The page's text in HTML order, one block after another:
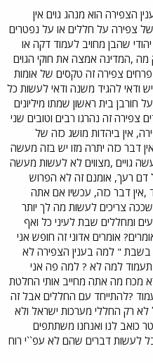
הצפירה הוא מנהג גוים אין
צפירה על חללים או על נפטרים
שהבן מחויב לעמוד דקה או
מה ,המדינה אמצה את חוקי הגוים
צפירה זה טקסים של אומות
ודאי להגיד משנה ודאי לעשות כל
בית ראשון שמתו מיליונים
צפירה זה נהרגו רבים וטובים שני
אין ביהדות מושג כזה של
דבר כזה יתרה מזו יש בזה מעשה
גויים ,מצווים לא לעשות מעשה
דם רעך, אומנם זה לא הפרוש
דבר כזה, עכשיו אם אתה
צריכים לעשות מה לך יותר
ומחללים שבת לעיני כל ואף
אומרים אדוני זה חופש אני
" למה בענין הצפירה לא
תעמוד למה לא ? למה פה אני
מכח מה אתה מחייב אותי החלטת
?להתייחד עם החללים אבל זה
לא רק החללי מערכות ישראל ולא
כואב לנו ואנחנו משתתפים
לעשות דברים שהם לא עפ``י רוח